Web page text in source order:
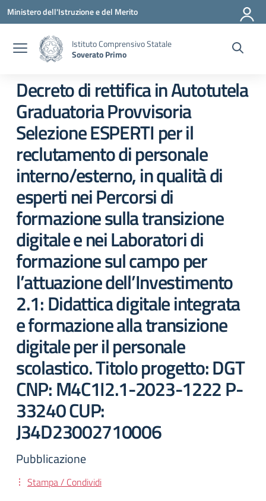
Vai ai contenuti
Vai al menu di navigazione
Vai al footer
Ministero dell'Istruzione e del Merito
Istituto Comprensivo Statale
Soverato Primo
Decreto di rettifica in Autotutela
Graduatoria Provvisoria
Selezione ESPERTI per il
reclutamento di personale
interno/esterno, in qualità di
esperti nei Percorsi di
formazione sulla transizione
digitale e nei Laboratori di
formazione sul campo per
l’attuazione dell’Investimento
2.1: Didattica digitale integrata
e formazione alla transizione
digitale per il personale
scolastico. Titolo progetto: DGT
CNP: M4C1I2.1-2023-1222 P-
33240 CUP:
J34D23002710006
Pubblicazione
Stampa / Condividi